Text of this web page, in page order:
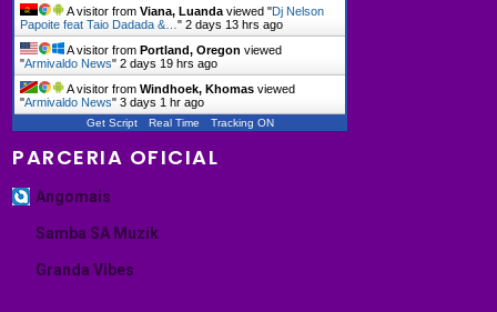
A visitor fromViana, Luanda viewed "Dj Nelson
Papoite feat Taio Dadada &…"2 days 13 hrs ago
A visitor fromPortland, Oregon viewed
"Armivaldo News"2 days 19 hrs ago
A visitor fromWindhoek, Khomas viewed
"Armivaldo News"3 days 1 hr ago
Get Script Real Time Tracking ON
PARCERIA OFICIAL
Angomais
Samba SA Muzik
Granda Vibes